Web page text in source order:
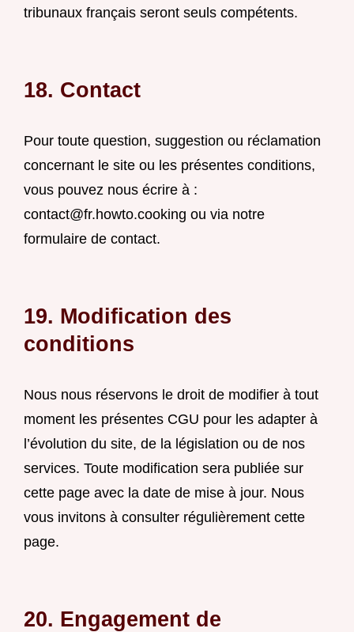
tribunaux français seront seuls compétents.
18. Contact
Pour toute question, suggestion ou réclamation
concernant le site ou les présentes conditions,
vous pouvez nous écrire à :
contact@fr.howto.cooking ou via notre
formulaire de contact.
19. Modification des
conditions
Nous nous réservons le droit de modifier à tout
moment les présentes CGU pour les adapter à
l’évolution du site, de la législation ou de nos
services. Toute modification sera publiée sur
cette page avec la date de mise à jour. Nous
vous invitons à consulter régulièrement cette
page.
20. Engagement de